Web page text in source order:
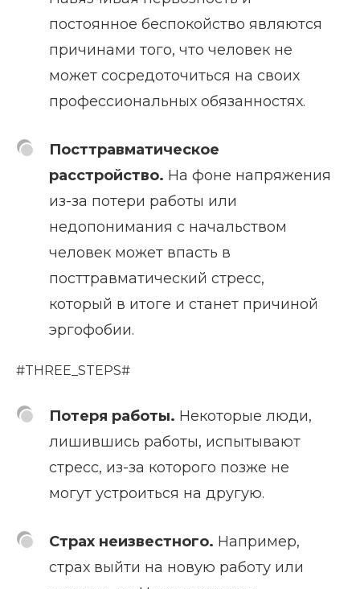
постоянное беспокойство являются
причинами того, что человек не
может сосредоточиться на своих
профессиональных обязанностях.
Посттравматическое
расстройство. На фоне напряжения
из-за потери работы или
недопонимания с начальством
человек может впасть в
посттравматический стресс,
который в итоге и станет причиной
эргофобии.
#THREE_STEPS#
Потеря работы. Некоторые люди,
лишившись работы, испытывают
стресс, из-за которого позже не
могут устроиться на другую.
Страх неизвестного. Например,
страх выйти на новую работу или